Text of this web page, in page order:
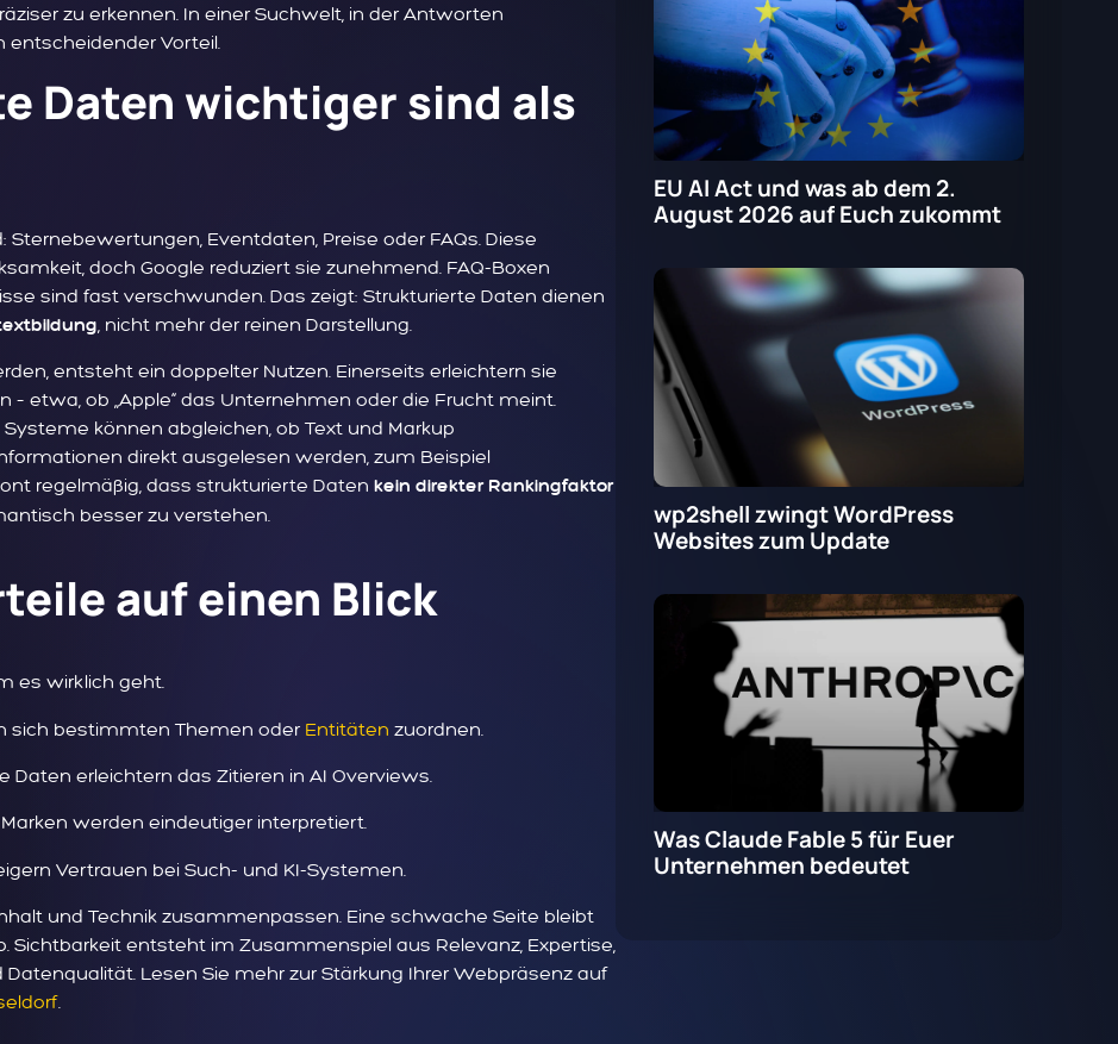
zu erkennen. In einer Suchwelt, in der Antworten
entscheidender Vorteil.
Daten wichtiger sind als
Eventdaten, Preise oder FAQs. Diese
doch Google reduziert sie zunehmend. FAQ-Boxen
sind fast verschwunden. Das zeigt: Strukturierte Daten dienen
, nicht mehr der reinen Darstellung.
entsteht ein doppelter Nutzen. Einerseits erleichtern sie
etwa, ob „Apple“ das Unternehmen oder die Frucht meint.
können abgleichen, ob Text und Markup
direkt ausgelesen werden, zum Beispiel
regelmäßig, dass strukturierte Daten kein direkter Rankingfaktor
besser zu verstehen.
auf einen Blick
es wirklich geht.
sich bestimmten Themen oder Entitäten zuordnen.
Daten erleichtern das Zitieren in AI Overviews.
werden eindeutiger interpretiert.
Vertrauen bei Such- und KI-Systemen.
und Technik zusammenpassen. Eine schwache Seite bleibt
entsteht im Zusammenspiel aus Relevanz, Expertise,
Lesen Sie mehr zur Stärkung Ihrer Webpräsenz auf
.
EU AI Act und was ab dem 2.
August 2026 auf Euch zukommt
wp2shell zwingt WordPress
Websites zum Update
Was Claude Fable 5 für Euer
Unternehmen bedeutet